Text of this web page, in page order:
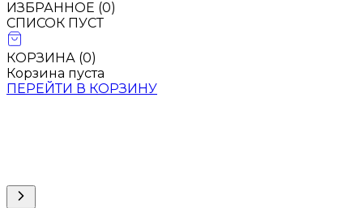
ИЗБРАННОЕ (0)
СПИСОК ПУСТ
КОРЗИНА (0)
Корзина пуста
ПЕРЕЙТИ В КОРЗИНУ